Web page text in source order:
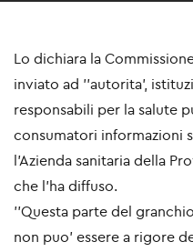
Lo dichiara la
inviato ad ''autorita',
responsabili per la salute
consumatori informazioni
l'Azienda sanitaria della
che l'ha diffuso.
''Questa parte del
non puo' essere a rigore